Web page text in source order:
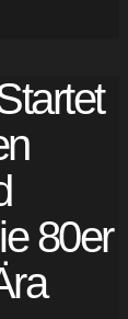
80er